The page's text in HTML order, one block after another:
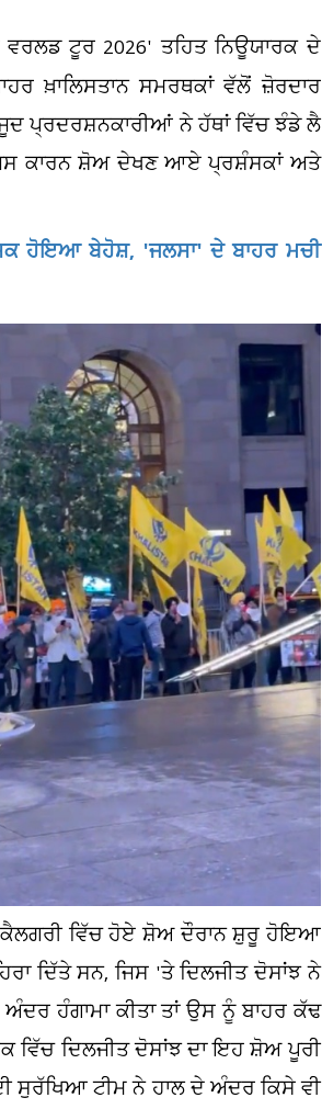
ਟੂਰ 2026' ਤਹਿਤ ਨਿਊਯਾਰਕ ਦੇ
ਖ਼ਾਲਿਸਤਾਨ ਸਮਰਥਕਾਂ ਵੱਲੋਂ ਜ਼ੋਰਦਾਰ
ਪ੍ਰਦਰਸ਼ਨਕਾਰੀਆਂ ਨੇ ਹੱਥਾਂ ਵਿੱਚ ਝੰਡੇ ਲੈ
ਕਾਰਨ ਸ਼ੋਅ ਦੇਖਣ ਆਏ ਪ੍ਰਸ਼ੰਸਕਾਂ ਅਤੇ
ਹੋਇਆ ਬੇਹੋਸ਼, 'ਜਲਸਾ' ਦੇ ਬਾਹਰ ਮਚੀ
ਵਿੱਚ ਹੋਏ ਸ਼ੋਅ ਦੌਰਾਨ ਸ਼ੁਰੂ ਹੋਇਆ
ਦਿੱਤੇ ਸਨ, ਜਿਸ 'ਤੇ ਦਿਲਜੀਤ ਦੋਸਾਂਝ ਨੇ
ਹੰਗਾਮਾ ਕੀਤਾ ਤਾਂ ਉਸ ਨੂੰ ਬਾਹਰ ਕੱਢ
ਵਿੱਚ ਦਿਲਜੀਤ ਦੋਸਾਂਝ ਦਾ ਇਹ ਸ਼ੋਅ ਪੂਰੀ
ਸੁਰੱਖਿਆ ਟੀਮ ਨੇ ਹਾਲ ਦੇ ਅੰਦਰ ਕਿਸੇ ਵੀ